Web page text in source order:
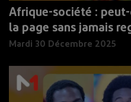
Afrique-société :
la page sans jamais
Mardi 30 Décembre 2025